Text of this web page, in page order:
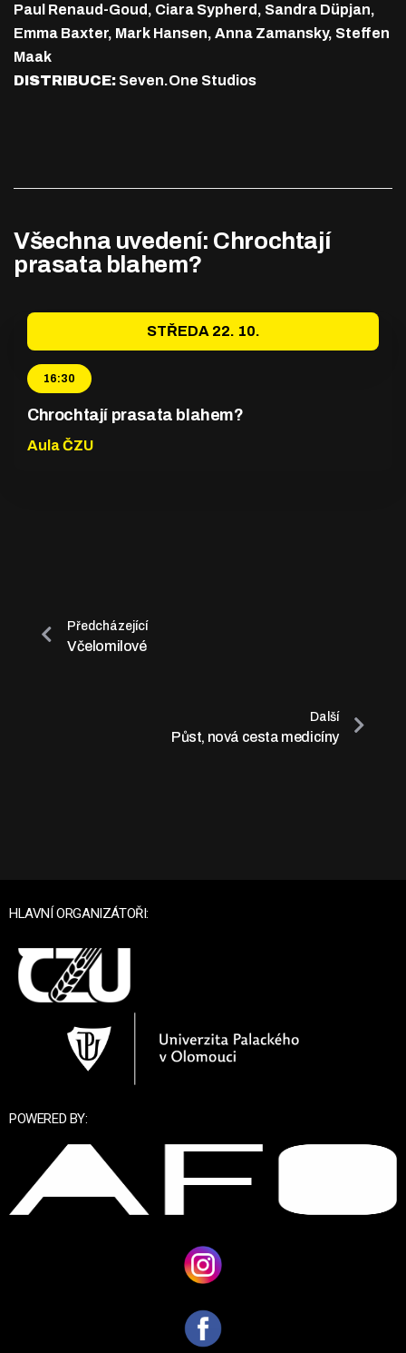
Paul Renaud-Goud, Ciara Sypherd, Sandra Düpjan,
Emma Baxter, Mark Hansen, Anna Zamansky, Steffen
Maak
DISTRIBUCE: Seven.One Studios
Všechna uvedení: Chrochtají
prasata blahem?
STŘEDA 22. 10.
16:30
Chrochtají prasata blahem?
Aula ČZU
Předcházející
Včelomilové
Další
Půst, nová cesta medicíny
HLAVNÍ ORGANIZÁTOŘI:
POWERED BY: